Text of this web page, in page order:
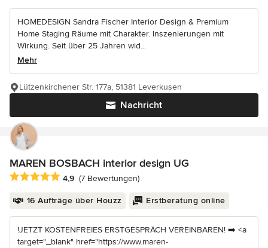
HOMEDESIGN Sandra Fischer Interior Design & Premium
Home Staging Räume mit Charakter. Inszenierungen mit
Wirkung. Seit über 25 Jahren wid...
Mehr
Nachricht
Lützenkirchener Str. 177a, 51381 Leverkusen
MAREN BOSBACH interior design UG
Durchschnittliche Bewertung: 4.9 von 5 Sternen
4,9 (7 Bewertungen)
16 Aufträge über Houzz Erstberatung online
!JETZT KOSTENFREIES ERSTGESPRÄCH VEREINBAREN! ➡️ <a
target="_blank" href="https://www.maren-